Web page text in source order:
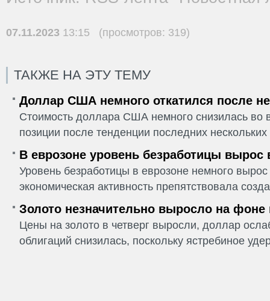
07.11.2023 13:15 (просмотров: 319)
ТАКЖЕ НА ЭТУ ТЕМУ
Доллар США немного откатился после
Стоимость доллара США немного снизилась во
позиции после тенденции последних
В еврозоне уровень безработицы вырос
Уровень безработицы в еврозоне немного
экономическая активность препятствовала
Золото незначительно выросло на фоне
Цены на золото в четверг выросли, доллар
облигаций снизилась, поскольку ястребиное